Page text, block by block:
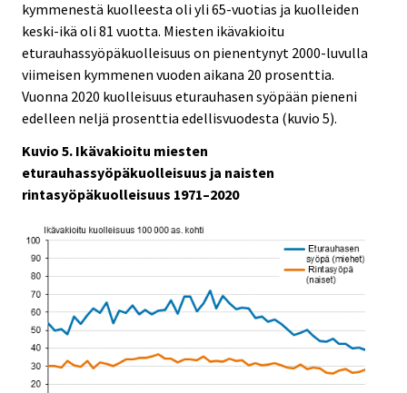
kymmenestä kuolleesta oli yli 65-vuotias ja kuolleiden
keski-ikä oli 81 vuotta. Miesten ikävakioitu
eturauhassyöpäkuolleisuus on pienentynyt 2000-luvulla
viimeisen kymmenen vuoden aikana 20 prosenttia.
Vuonna 2020 kuolleisuus eturauhasen syöpään pieneni
edelleen neljä prosenttia edellisvuodesta (kuvio 5).
Kuvio 5. Ikävakioitu miesten
eturauhassyöpäkuolleisuus ja naisten
rintasyöpäkuolleisuus 1971–2020